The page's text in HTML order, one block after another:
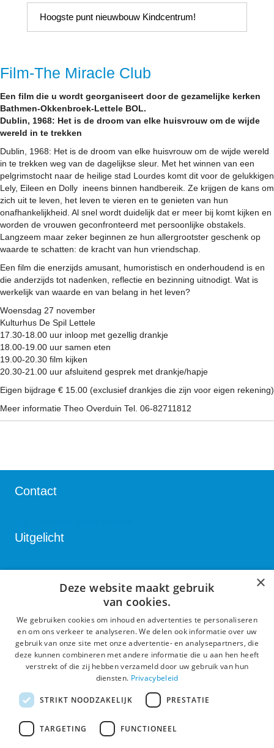
Film-The Miracle Club
Een film die u wordt georganiseert door de gezamelijke kerken
Bathmen-Okkenbroek-Lettele BOL.
Dublin, 1968: Het is de droom van elke huisvrouw om de wijde
wereld in te trekken
Dublin, 1968: Het is de droom van elke huisvrouw om de wijde wereld
in te trekken weg van de dagelijkse sleur. Met het winnen van een
pelgrimstocht naar de heilige stad Lourdes komt dit voor de gelukkigen
Lely, Eileen en Dolly ineens binnen handbereik. Ze krijgen de kans om
zich uit te leven, het leven te vieren en te genieten van hun
onafhankelijkheid. Al snel wordt duidelijk dat er meer bij komt kijken en
worden de vrouwen geconfronteerd met persoonlijke obstakels.
Langzeem maar zeker beginnen ze hun allergrootster geschenk op
waarde te schatten: de kracht van hun vriendschap.
Een film die enerzijds amusant, humoristisch en onderhoudend is en
die anderzijds tot nadenken, reflectie en bezinning uitnodigt. Wat is
werkelijk van waarde en van belang in het leven?
Woensdag 27 november
Kulturhus De Spil Lettele
17.30-18.00 uur inloop met gezellig drankje
18.00-19.00 uur samen eten
19.00-20.30 film kijken
20.30-21.00 uur afsluitend gesprek met drankje/hapje
Eigen bijdrage € 15.00 (exclusief drankjes die zijn voor eigen rekening)
Meer informatie Theo Overduin Tel. 06-82711812
Hoogste punt nieuwbouw Kindcentrum!
Contact
Uitgelicht
Bedrijven
Verenigingen
Kulturhus
Algemeen
Proclaimer en Privacy
Actueel
Nieuws
×
Deze website maakt gebruik
van cookies.
We gebruiken cookies om inhoud en advertenties te personaliseren
en om ons verkeer te analyseren. We delen ook informatie over uw
gebruik van onze site met onze advertentie- en analysepartners, die
deze kunnen combineren met andere informatie die u aan hen heeft
verstrekt of die zij hebben verzameld door uw gebruik van hun
diensten. Privacybeleid
STRIKT NOODZAKELIJK PRESTATIE
TARGETING FUNCTIONEEL